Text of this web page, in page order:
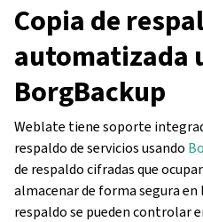
navigation of Instrucciones de
Copia de
automatizada
BorgBackup
Weblate tiene soporte
respaldo de servicios usando
de respaldo cifradas que
almacenar de forma segura en
respaldo se pueden controlar